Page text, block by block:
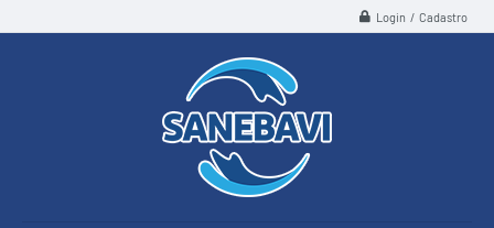
Login / Cadastro